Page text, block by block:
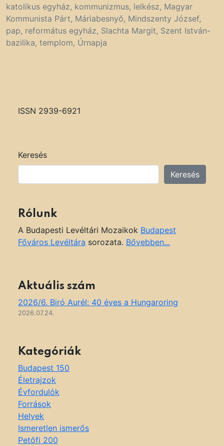
katolikus egyház, kommunizmus, lelkész, Magyar
Kommunista Párt, Máriabesnyő, Mindszenty József,
pap, református egyház, Slachta Margit, Szent István-
bazilika, templom, Úrnapja
ISSN 2939-6921
Keresés
Keresés
Rólunk
A Budapesti Levéltári Mozaikok Budapest
Főváros Levéltára sorozata. Bővebben...
Aktuális szám
2026/6. Biró Aurél: 40 éves a Hungaroring
2026.07.24.
Kategóriák
Budapest 150
Életrajzok
Évfordulók
Források
Helyek
Ismeretlen ismerős
Petőfi 200